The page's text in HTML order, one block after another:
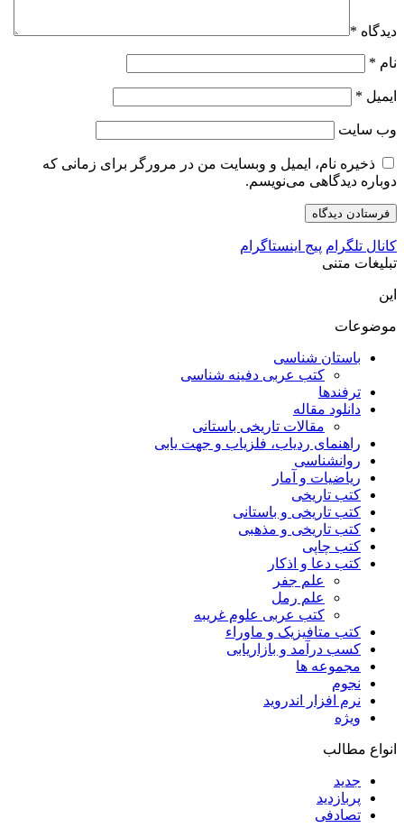
دیدگاه *
نام *
ایمیل *
وب‌ سایت
ذخیره نام، ایمیل و وبسایت من در مرورگر برای زمانی که
دوباره دیدگاهی می‌نویسم.
کانال تلگرام پیج اینستاگرام
تبلیغات متنی
این
موضوعات
باستان شناسی
کتب عربی دفینه شناسی
ترفندها
دانلود مقاله
مقالات تاریخی باستانی
راهنمای ردیاب، فلزیاب و جهت یابی
روانشناسی
ریاضیات و آمار
کتب تاریخی
کتب تاریخی و باستانی
کتب تاریخی و مذهبی
کتب چاپی
کتب دعا و اذکار
علم جفر
علم رمل
کتب عربی علوم غریبه
کتب متافیزیک و ماوراء
کسب درآمد و بازاریابی
مجموعه ها
نجوم
نرم افزار اندروید
ویژه
انواع مطالب
جدید
پربازدید
تصادفی